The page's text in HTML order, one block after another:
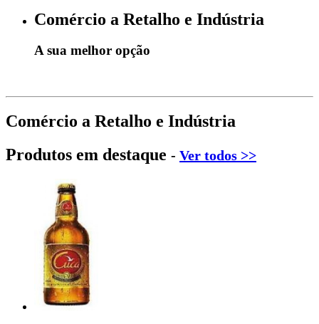
Comércio a Retalho e Indústria
A sua melhor opção
Comércio a Retalho e Indústria
Produtos em destaque - Ver todos >>